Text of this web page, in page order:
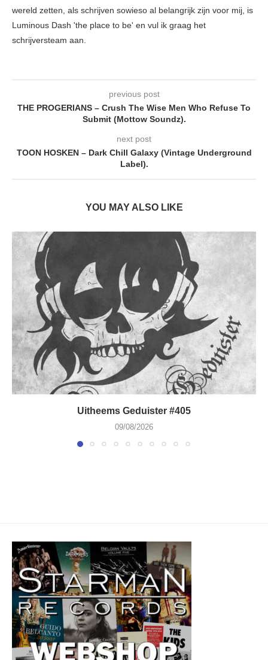
wereld zetten, als schrijven sowieso al belangrijk zijn voor mij, is
Luminous Dash 'the place to be' en vul ik graag het
schrijversteam aan.
previous post
THE PROGERIANS – Crush The Wise Men Who Refuse To
Submit (Mottow Soundz).
next post
TOON HOSKEN – Dark Chill Galaxy (Vintage Underground
Label).
YOU MAY ALSO LIKE
Uitheems Geduister #405
09/08/2026